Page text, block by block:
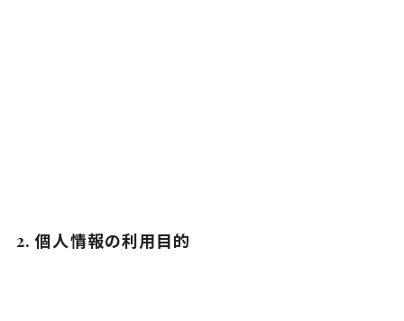
2. 個人情報の利用目的